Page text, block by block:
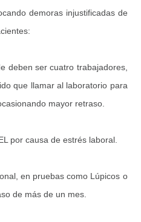
demoras injustificadas de
deben ser cuatro trabajadores,
que llamar al laboratorio para
mayor retraso.
por causa de estrés laboral.
en pruebas como Lúpicos o
de más de un mes.